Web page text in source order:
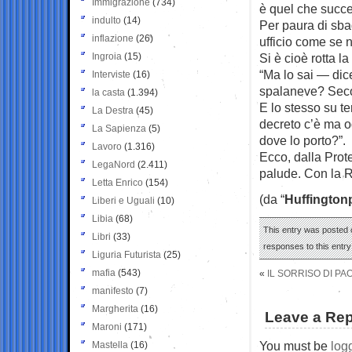
è quel che
Per paura di
ufficio come se
Si è cioè rotta
“Ma lo sai —
spalaneve?
E lo stesso su
decreto c’è ma
dove lo porto?”.
Ecco, dalla
palude. Con la
(da “
This entry was posted
responses to this
« IL SORRISO DI
Leave a
You must be
Immigrazione (734)
indulto (14)
inflazione (26)
Ingroia (15)
Interviste (16)
la casta (1.394)
La Destra (45)
La Sapienza (5)
Lavoro (1.316)
LegaNord (2.411)
Letta Enrico (154)
Liberi e Uguali (10)
Libia (68)
Libri (33)
Liguria Futurista (25)
mafia (543)
manifesto (7)
Margherita (16)
Maroni (171)
Mastella (16)